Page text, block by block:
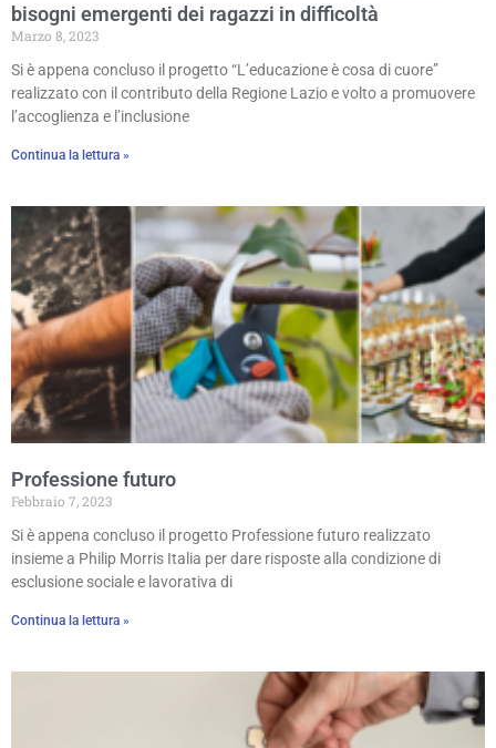
bisogni emergenti dei ragazzi in difficoltà
Marzo 8, 2023
Si è appena concluso il progetto “L’educazione è cosa di cuore”
realizzato con il contributo della Regione Lazio e volto a promuovere
l’accoglienza e l’inclusione
Continua la lettura »
Professione futuro
Febbraio 7, 2023
Si è appena concluso il progetto Professione futuro realizzato
insieme a Philip Morris Italia per dare risposte alla condizione di
esclusione sociale e lavorativa di
Continua la lettura »